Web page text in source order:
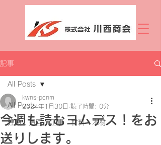
記事
All Posts
建設 造園 工事 材料 木材
All Posts
今週も読むヨムデス！をお
送りします。
kwns-pcnm
2024年1月30日 読了時間: 0分